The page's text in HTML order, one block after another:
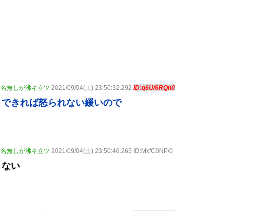
名無しが沸キ立ツ 2021/09/04(土) 23:50:32.292 ID:q6U/6RQn0
できれば怒られない緩いので
名無しが沸キ立ツ 2021/09/04(土) 23:50:46.265 ID:MxfC0NP/0
ない